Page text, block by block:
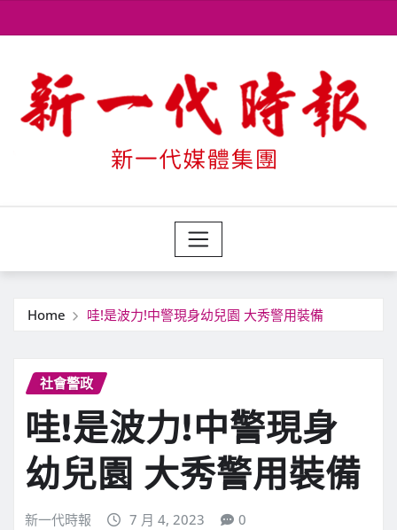
to
Home 哇!是波力!中警現身幼兒園 大秀警用裝備
社會警政
哇!是波力!中警現身
幼兒園 大秀警用裝備
新一代時報 7 月 4, 2023 0